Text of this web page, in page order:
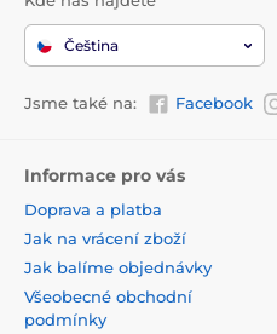
Čeština
Jsme také na: Facebook
Informace pro vás
Doprava a platba
Jak na vrácení zboží
Jak balíme objednávky
Všeobecné obchodní
podmínky